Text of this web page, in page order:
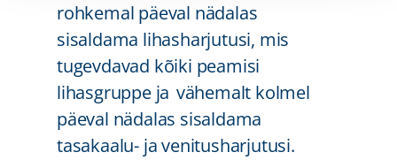
rohkemal päeval nädalas
sisaldama lihasharjutusi, mis
tugevdavad kõiki peamisi
lihasgruppe ja vähemalt kolmel
päeval nädalas sisaldama
tasakaalu- ja venitusharjutusi.